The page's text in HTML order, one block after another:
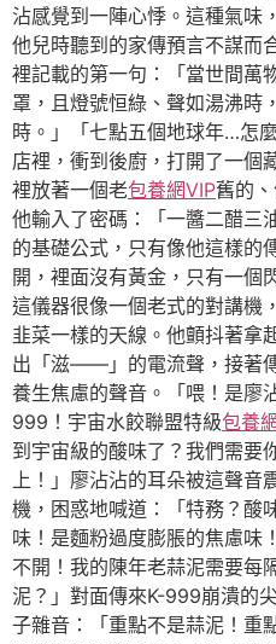
沾感覺到一陣心悸。這種氣味
他兒時聽到的家傳預言不謀而
裡記載的第一句：「當世間萬
罩，且燈號恒綠、聲如湯沸時
時。」「七點五個地球年…怎
店裡，衝到後廚，打開了一個
裡放著一個老包養網VIP舊的
他輸入了密碼：「一醬二醋三
的基礎公式，只有像他這樣的
開，裡面沒有黃金，只有一個
這儀器很像一個老式的對講機
韭菜一樣的天線。他顫抖著拿
出「滋——」的電流聲，接著
養生焦慮的聲音。「喂！是廖
999！宇宙水餃聯盟特級包養
到宇宙級的酸味了？我們需要
上！」廖沾沾的耳朵被這聲
機，困惑地喊道：「特務？酸
味！是麵粉過度膨脹的焦慮味
不開！我的陳年老蒜泥需要每
泥？」對面傳來K-999崩潰的
子雜音：「重點不是蒜泥！